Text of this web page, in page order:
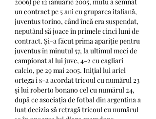
un contract pe 5 ani cu gruparea italiană,
juventus torino, când încă era suspendat,
neputând să joace în primele cinci luni de
contract. Și-a făcut prima apariție pentru
juventus în minutul 57, la ultimul meci de
campionat al lui juve, 4-2 cu cagliari
calcio, pe 29 mai 2005. Inițial lui ariel
ortega i s-a acordat tricoul cu numărul 23
și lui roberto bonano cel cu numărul 24,
după ce asociația de fotbal din argentina a
luat decizia să retragă tricoul cu numărul